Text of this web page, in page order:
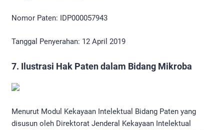
Nomor Paten: IDP000057943
Tanggal Penyerahan: 12 April 2019
7. Ilustrasi Hak Paten dalam Bidang Mikroba
Menurut Modul Kekayaan Intelektual Bidang Paten yang
disusun oleh Direktorat Jenderal Kekayaan Intelektual